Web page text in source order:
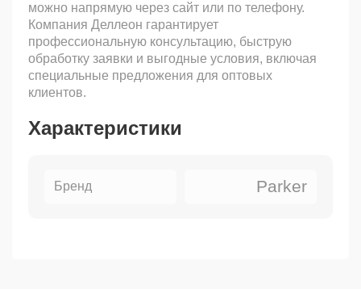
можно напрямую через сайт или по телефону.
Компания Деллеон гарантирует
профессиональную консультацию, быструю
обработку заявки и выгодные условия, включая
специальные предложения для оптовых
клиентов.
Характеристики
Бренд Parker